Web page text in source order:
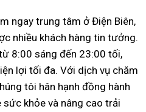
ngay trung tâm ở Điện Biên,
nhiều khách hàng tin tưởng.
8:00 sáng đến 23:00 tối,
lợi tối đa. Với dịch vụ chăm
tôi hân hạnh đồng hành
khỏe và nâng cao trải